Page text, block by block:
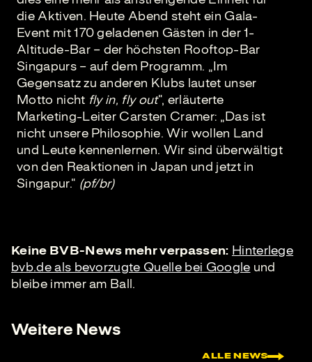
die Aktiven. Heute Abend steht ein Gala-
Event mit 170 geladenen Gästen in der 1-
Altitude-Bar – der höchsten Rooftop-Bar
Singapurs – auf dem Programm. „Im
Gegensatz zu anderen Klubs lautet unser
Motto nicht fly in, fly out“, erläuterte
Marketing-Leiter Carsten Cramer: „Das ist
nicht unsere Philosophie. Wir wollen Land
und Leute kennenlernen. Wir sind überwältigt
von den Reaktionen in Japan und jetzt in
Singapur.“ (pf/br)
Keine BVB-News mehr verpassen: Hinterlege
bvb.de als bevorzugte Quelle bei Google und
bleibe immer am Ball.
Weitere News
ALLE NEWS